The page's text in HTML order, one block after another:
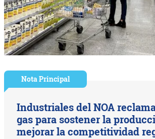
Nota Principal
Industriales del NOA
gas para sostener la
mejorar la competitividad